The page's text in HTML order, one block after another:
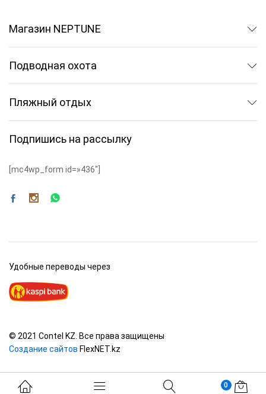
Магазин NEPTUNE
Подводная охота
Пляжный отдых
Подпишись на рассылку
[mc4wp_form id=»436″]
© 2021 Contel KZ. Все права защищены
Создание сайтов FlexNET.kz
Удобные переводы через
0